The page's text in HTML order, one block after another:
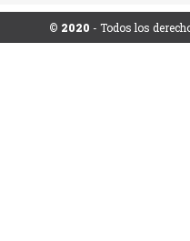
© 2020 - Todos los